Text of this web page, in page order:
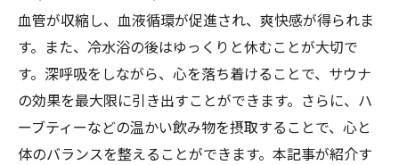
血管が収縮し、血液循環が促進され、爽快感が得られま
す。また、冷水浴の後はゆっくりと休むことが大切で
す。深呼吸をしながら、心を落ち着けることで、サウナ
の効果を最大限に引き出すことができます。さらに、ハ
ーブティーなどの温かい飲み物を摂取することで、心と
体のバランスを整えることができます。本記事が紹介す